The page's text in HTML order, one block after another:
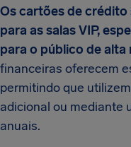
Os cartões de
para as salas VIP,
para o público de alta
financeiras oferecem
permitindo que
adicional ou mediante
anuais.